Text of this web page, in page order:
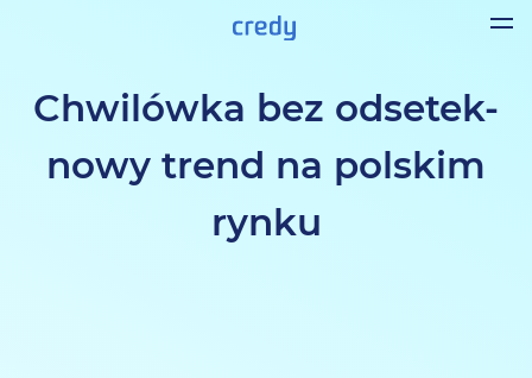
Chwilówka bez odsetek-
nowy trend na polskim
rynku